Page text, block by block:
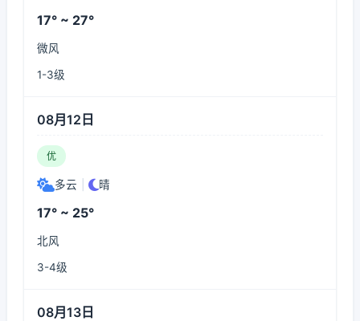
17° ~ 27°
微风
1-3级
08月12日
优
多云 晴
17° ~ 25°
北风
3-4级
08月13日